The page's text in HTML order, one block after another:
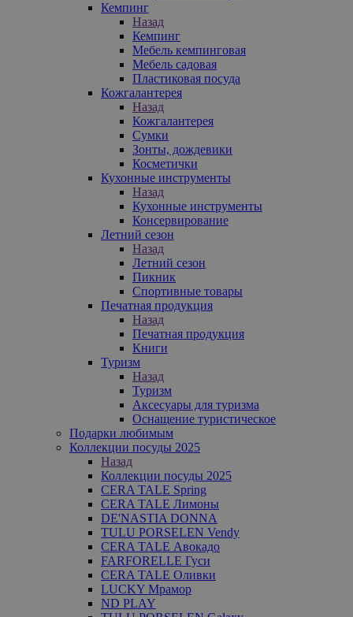
Кемпинг
Назад
Кемпинг
Мебель кемпинговая
Мебель садовая
Пластиковая посуда
Кожгалантерея
Назад
Кожгалантерея
Сумки
Зонты, дождевики
Косметички
Кухонные инструменты
Назад
Кухонные инструменты
Консервирование
Летний сезон
Назад
Летний сезон
Пикник
Спортивные товары
Печатная продукция
Назад
Печатная продукция
Книги
Туризм
Назад
Туризм
Аксесуары для туризма
Оснащение туристическое
Подарки любимым
Коллекции посуды 2025
Назад
Коллекции посуды 2025
CERA TALE Spring
CERA TALE Лимоны
DE'NASTIA DONNA
TULU PORSELEN Vendy
CERA TALE Авокадо
FARFORELLE Гуси
CERA TALE Оливки
LUCKY Мрамор
ND PLAY